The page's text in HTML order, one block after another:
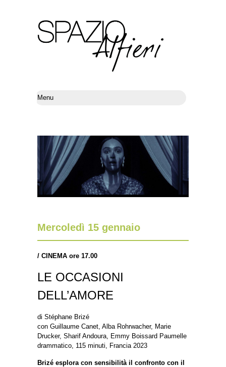
Mercoledì 15 gennaio
/ CINEMA ore 17.00
LE OCCASIONI
DELL’AMORE
di Stéphane Brizé
con Guillaume Canet, Alba Rohrwacher, Marie
Drucker, Sharif Andoura, Emmy Boissard Paumelle
drammatico, 115 minuti, Francia 2023
Brizé esplora con sensibilità il confronto con il